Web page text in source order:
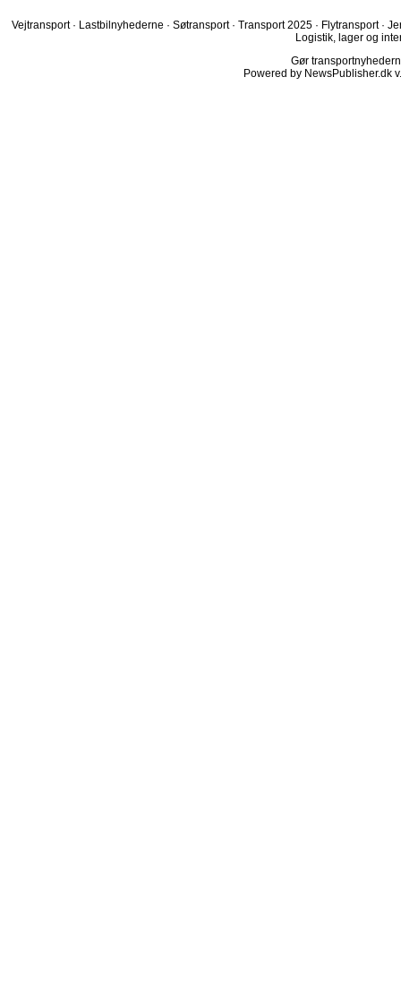
Vejtransport · Lastbilnyhederne · Søtransport · Transport 2025 · Flytransport ·
Logistik, lager og
Gør
Powered by NewsPublisher.dk